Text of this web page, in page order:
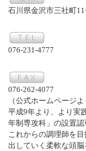
石川県金沢市三社町
076-231-4777
076-262-4077
（公式ホームページよ
平成9年より、より実
年制専攻科」の設置認
これからの調理師を
出していく柔軟な頭